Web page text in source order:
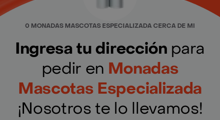
0 MONADAS MASCOTAS ESPECIALIZADA CERCA DE MI
Ingresa tu dirección para
pedir en Monadas
Mascotas Especializada
¡Nosotros te lo llevamos!